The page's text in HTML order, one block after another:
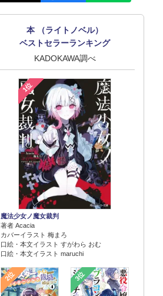
本 （ライトノベル）
ベストセラーランキング
KADOKAWA調べ
1位
魔法少女ノ魔女裁判
著者 Acacia
カバーイラスト 梅まろ
口絵・本文イラスト すがわら おむ
口絵・本文イラスト maruchi
2位 3位